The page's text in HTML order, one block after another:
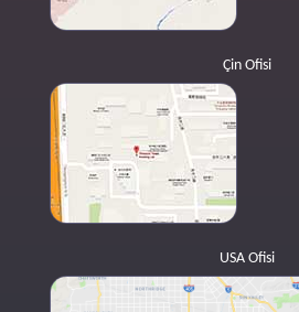
Çin Ofisi
USA Ofisi